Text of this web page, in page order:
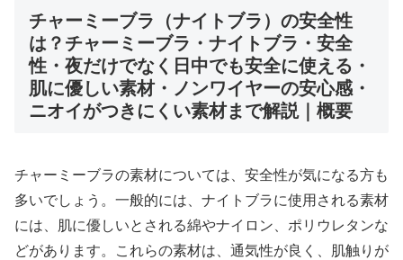
チャーミーブラ（ナイトブラ）の安全性
は？チャーミーブラ・ナイトブラ・安全
性・夜だけでなく日中でも安全に使える・
肌に優しい素材・ノンワイヤーの安心感・
ニオイがつきにくい素材まで解説｜概要
チャーミーブラの素材については、安全性が気になる方も
多いでしょう。一般的には、ナイトブラに使用される素材
には、肌に優しいとされる綿やナイロン、ポリウレタンな
どがあります。これらの素材は、通気性が良く、肌触りが